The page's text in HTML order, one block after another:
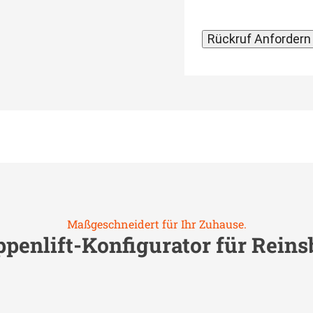
Maßgeschneidert für Ihr Zuhause.
Konfigurator für